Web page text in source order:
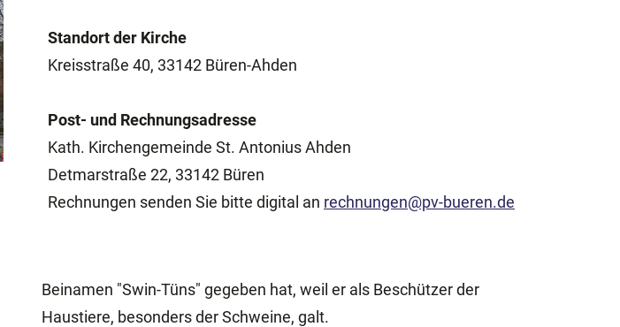
Standort der Kirche
Kreisstraße 40, 33142 Büren-Ahden
Post- und Rechnungsadresse
Kath. Kirchengemeinde St. Antonius Ahden
Detmarstraße 22, 33142 Büren
Rechnungen senden Sie bitte digital an rechnungen@pv-bueren.de
Beinamen "Swin-Tüns" gegeben hat, weil er als Beschützer der
Haustiere, besonders der Schweine, galt.